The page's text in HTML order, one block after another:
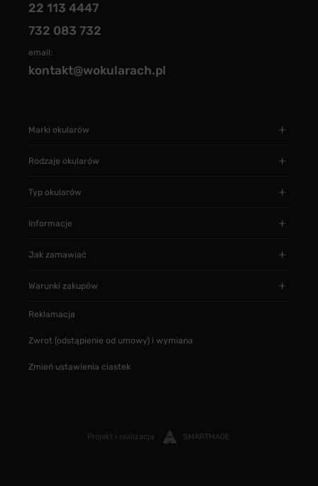
22 113 4447
732 083 732
email:
kontakt@wokularach.pl
Marki okularów
Rodzaje okularów
Typ okularów
Informacje
Jak zamawiać
Warunki zakupów
Reklamacja
Zwrot (odstąpienie od umowy) i wymiana
Zmień ustawienia ciastek
Projekt i realizacja SMARTMAGE